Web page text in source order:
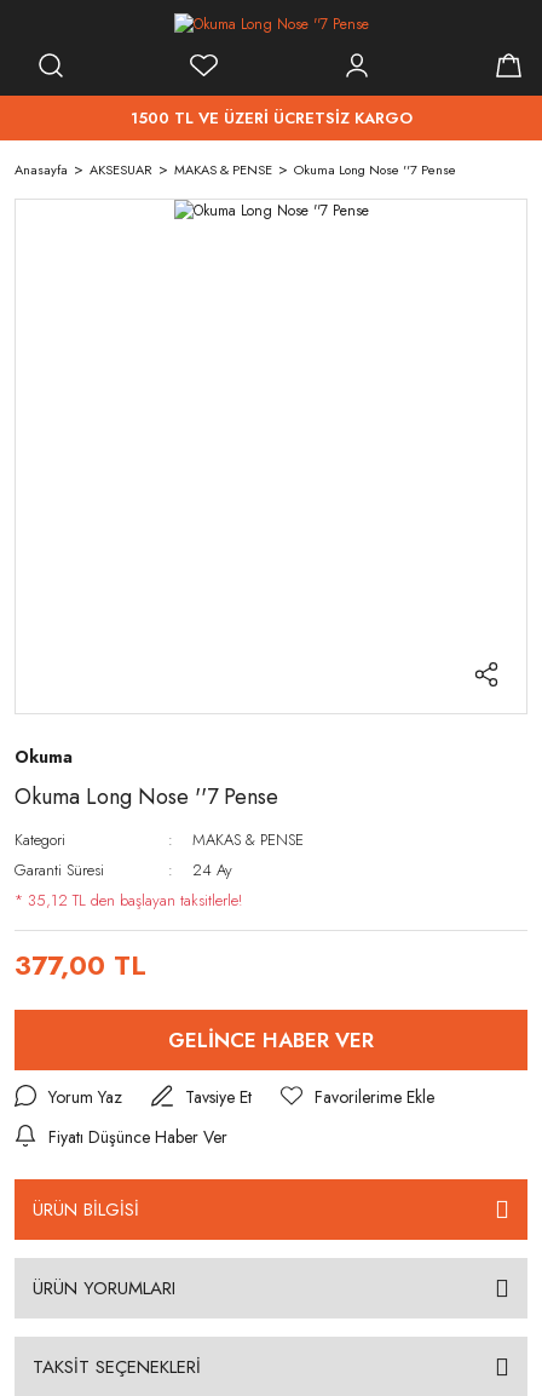
1500 TL VE ÜZERİ ÜCRETSİZ KARGO
Anasayfa AKSESUAR MAKAS & PENSE Okuma Long Nose ''7 Pense
Okuma
Okuma Long Nose ''7 Pense
Kategori
MAKAS & PENSE
Garanti Süresi
24 Ay
* 35,12 TL den başlayan taksitlerle!
377,00 TL
GELİNCE HABER VER
Yorum Yaz
Tavsiye Et
Fiyatı Düşünce Haber Ver
ÜRÜN BİLGİSİ
ÜRÜN YORUMLARI
TAKSİT SEÇENEKLERİ